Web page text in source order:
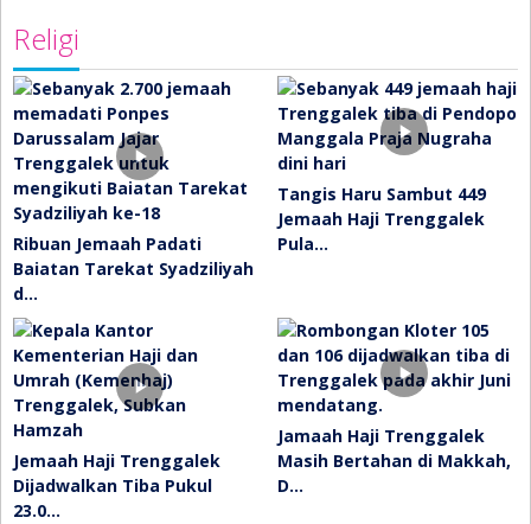
Religi
Ribuan Jemaah Padati
Baiatan Tarekat Syadziliyah
d…
Tangis Haru Sambut 449
Jemaah Haji Trenggalek
Pula…
Jemaah Haji Trenggalek
Dijadwalkan Tiba Pukul
23.0…
Jamaah Haji Trenggalek
Masih Bertahan di Makkah,
D…